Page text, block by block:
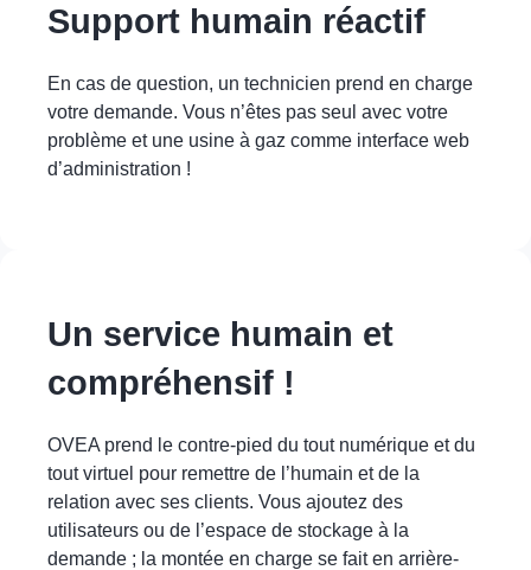
Support humain réactif
En cas de question, un technicien prend en charge
votre demande. Vous n’êtes pas seul avec votre
problème et une usine à gaz comme interface web
d’administration !
Un service humain et
compréhensif !
OVEA prend le contre-pied du tout numérique et du
tout virtuel pour remettre de l’humain et de la
relation avec ses clients. Vous ajoutez des
utilisateurs ou de l’espace de stockage à la
demande ; la montée en charge se fait en arrière-